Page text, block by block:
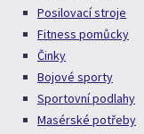
Posilovací stroje
Fitness pomůcky
Činky
Bojové sporty
Sportovní podlahy
Masérské potřeby